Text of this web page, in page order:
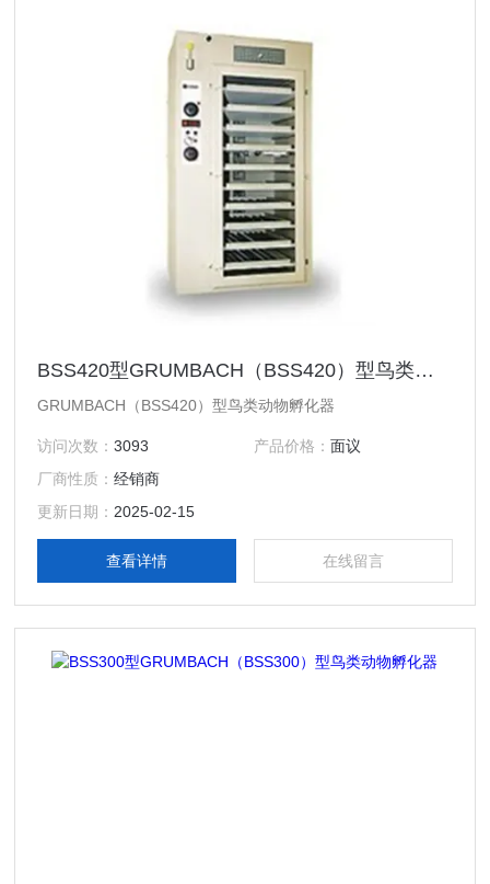
BSS420型GRUMBACH（BSS420）型鸟类动物孵化器
GRUMBACH（BSS420）型鸟类动物孵化器
访问次数：3093 产品价格： 面议
厂商性质：经销商
更新日期： 2025-02-15
查看详情 在线留言